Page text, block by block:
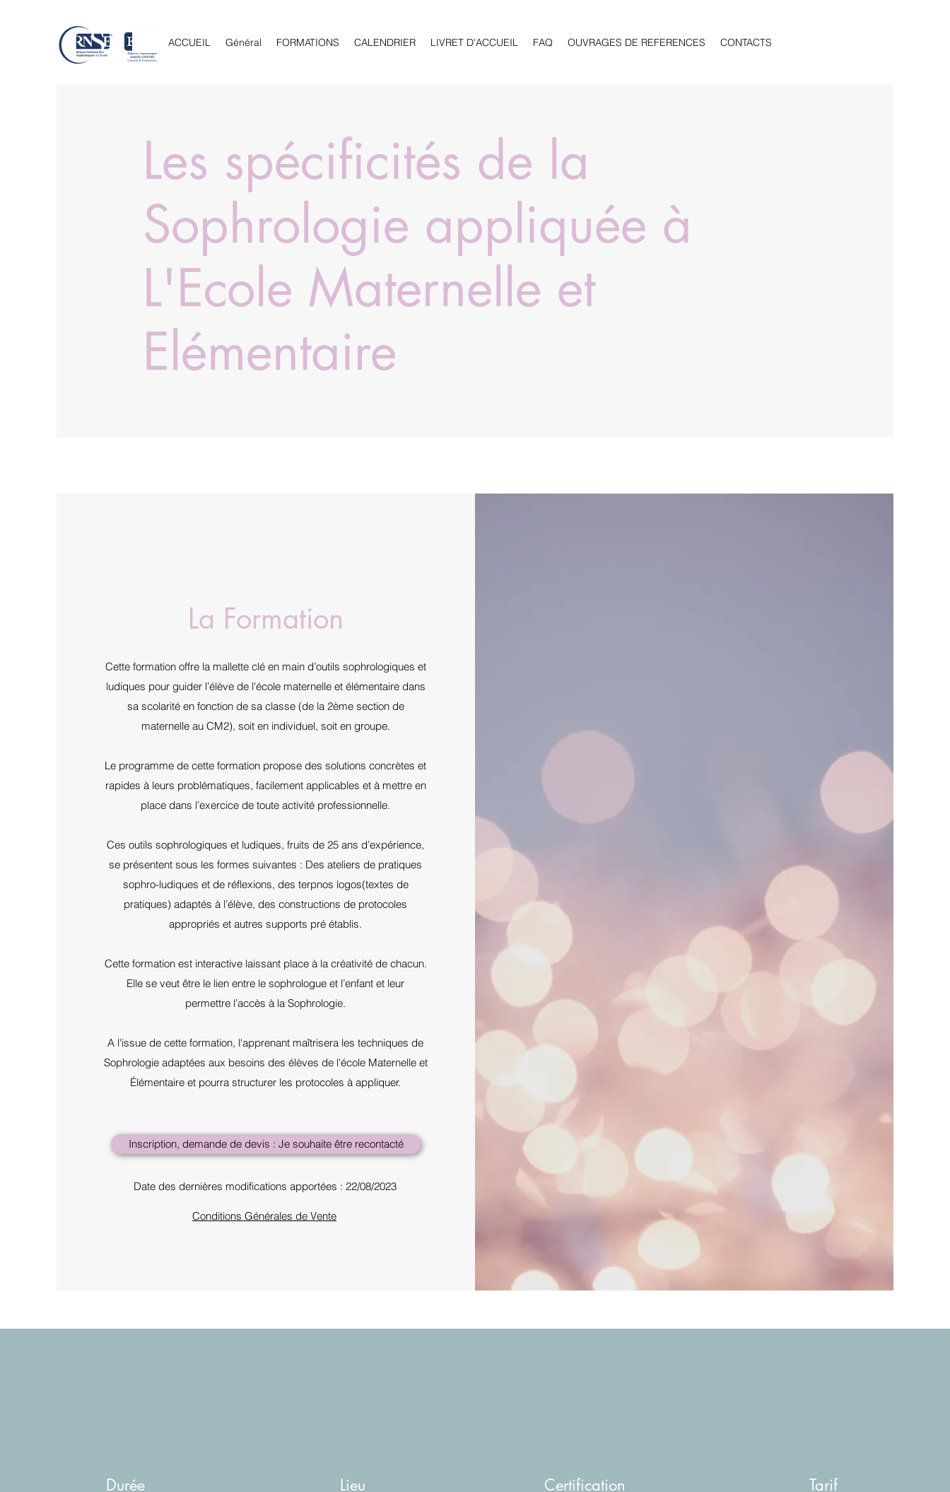
ACCUEIL Général FORMATIONS CALENDRIER LIVRET D'ACCUEIL FAQ OUVRAGES DE REFERENCES CONTACTS
Les spécificités de la
Sophrologie appliquée à
L'Ecole Maternelle et
Elémentaire
La Formation
Cette formation offre la mallette clé en main d’outils sophrologiques et
ludiques pour guider l’élève de l'école maternelle et élémentaire dans
sa scolarité en fonction de sa classe (de la 2ème section de
maternelle au CM2), soit en individuel, soit en groupe.
Le programme de cette formation propose des solutions concrètes et
rapides à leurs problématiques, facilement applicables et à mettre en
place dans l’exercice de toute activité professionnelle.
Ces outils sophrologiques et ludiques, fruits de 25 ans d’expérience,
se présentent sous les formes suivantes : Des ateliers de pratiques
sophro-ludiques et de réflexions, des terpnos logos(textes de
pratiques) adaptés à l’élève, des constructions de protocoles
appropriés et autres supports pré établis.
Cette formation est interactive laissant place à la créativité de chacun.
Elle se veut être le lien entre le sophrologue et l’enfant et leur
permettre l’accès à la Sophrologie.
A l'issue de cette formation, l'apprenant maîtrisera les techniques de
Sophrologie adaptées aux besoins des élèves de l'école Maternelle et
Élémentaire et pourra structurer les protocoles à appliquer.
Inscription, demande de devis : Je souhaite être recontacté
Date des dernières modifications apportées : 22/08/2023
Conditions Générales de Vente
Durée Lieu Certification Tarif